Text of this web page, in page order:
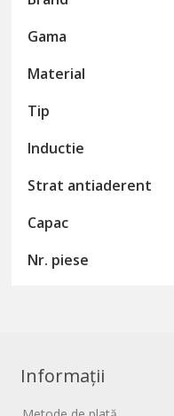
Gama
Material
Tip
Inductie
Strat antiaderent
Capac
Nr. piese
Informații